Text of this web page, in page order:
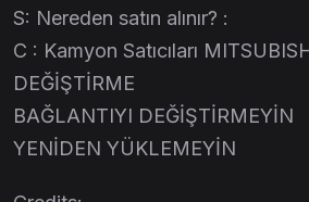
S: Nereden satın alınır? :
C : Kamyon Satıcıları
DEĞİŞTİRME
BAĞLANTIYI DEĞİŞTİRMEYİN
YENİDEN YÜKLEMEYİN